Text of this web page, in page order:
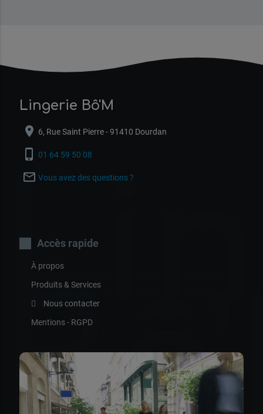
Lingerie Bô'M
location_on 6, Rue Saint Pierre - 91410 Dourdan
phone_iphone 01 64 59 50 08
mail_outline Vous avez des questions ?
Accès rapide
À propos
Produits & Services
Nous contacter
Mentions - RGPD